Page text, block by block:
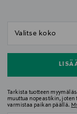
Tarkista tuotteen
muuttua nopeastikin, joten
varmistaa paikan päällä.